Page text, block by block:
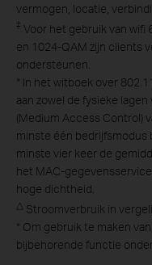
vermogen, locatie,
‡ Voor het gebruik van wifi
en 1024-QAM zijn clients
ondersteunen.
* In het witboek over
aan zowel de fysieke lagen
(Medium Access Control)
minste één bedrijfsmodus
minste vier keer de
het MAC-
hoge dichtheid.
△ Stroomverbruik in
* Om gebruik te maken
bijbehorende functie